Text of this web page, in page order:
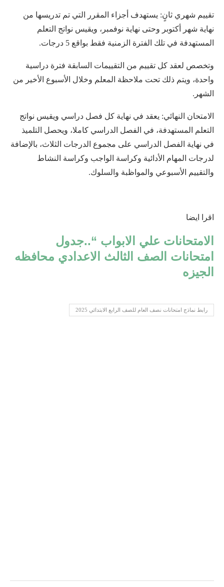
تقييم شهري ثانٍ: يستهدف أجزاء المقرر التي تم تدريسها من
نهاية شهر أكتوبر وحتى نهاية نوفمبر، ويقيس نواتج التعلم
المستهدفة في تلك الفترة الزمنية فقط بواقع 5 درجات.
وتخصص لعقد كل تقييم من التقييمات السابقة فترة دراسية
واحدة، ويتم ذلك تحت ملاحظة المعلم وخلال الأسبوع الأخير من
الشهر.
الامتحان النهائي: يعقد في نهاية كل فصل دراسي ويقيس نواتج
التعلم المستهدفة، في الفصل الدراسي كاملا، ويحصل التلميذ
في نهاية الفصل الدراسي على مجموع الدرجات الثلاث، بالإضافة
لدرجات المهام الأدائية وكراسة الواجب وكراسة النشاط
والتقييم الأسبوعي والمواظبة والسلوك.
اقرا ايضا
الامتحانات علي الابواب “..جدول
امتحانات الصف الثالث الاعدادي محافظه
الجيزه
رابط نماذج امتحانات نصف العام للصف الرابع الابتدائي 2025